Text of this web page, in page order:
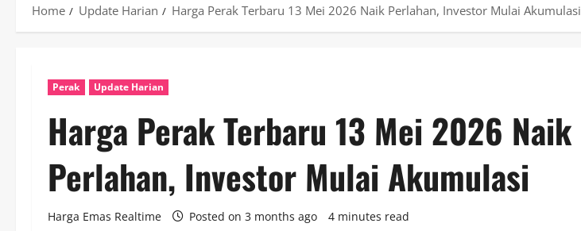
Home Update Harian Harga Perak Terbaru 13 Mei 2026 Naik Perlahan, Investor Mulai Akumulasi
Perak Update Harian
Harga Perak Terbaru 13 Mei 2026 Naik
Perlahan, Investor Mulai Akumulasi
Harga Emas Realtime Posted on 3 months ago 4 minutes read